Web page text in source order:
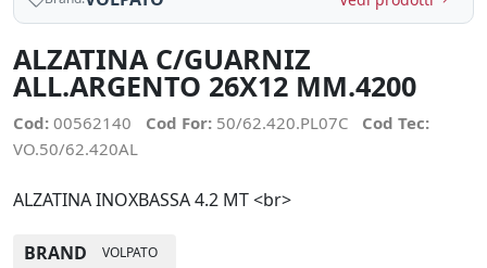
ALZATINA C/GUARNIZ
ALL.ARGENTO 26X12 MM.4200
Cod: 00562140 Cod For: 50/62.420.PL07C
Cod Tec:
VO.50/62.420AL
ALZATINA INOXBASSA 4.2 MT <br>
BRAND VOLPATO